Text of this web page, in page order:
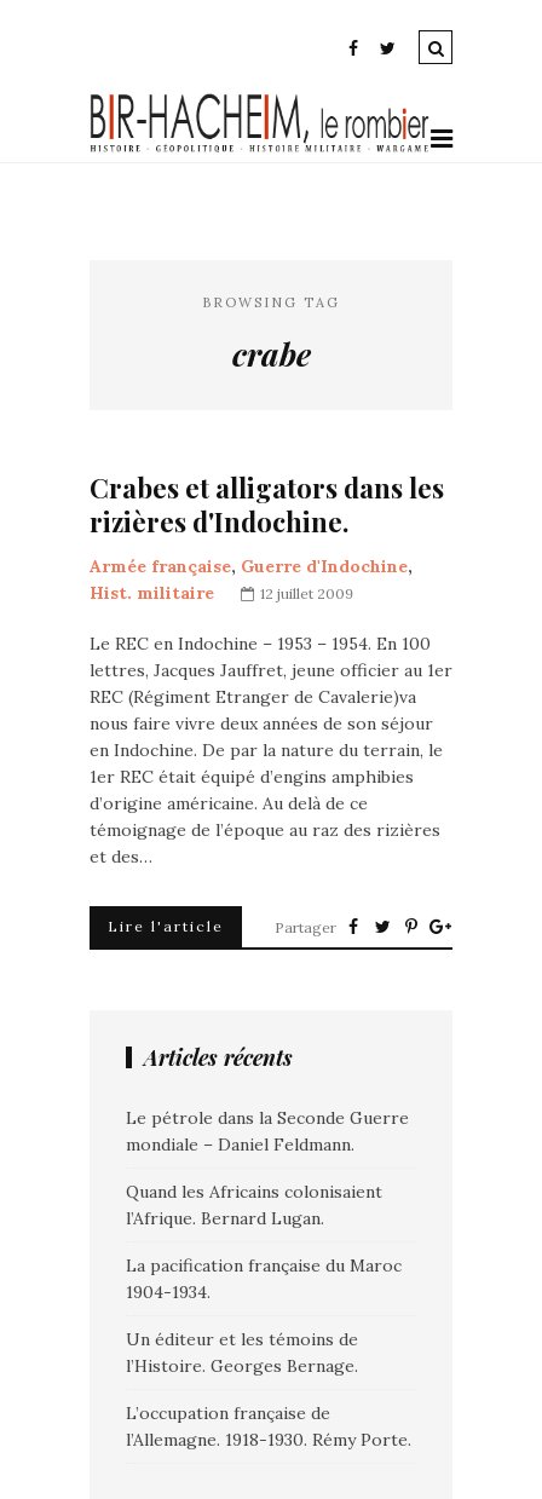
BROWSING TAG
crabe
Crabes et alligators dans les
rizières d'Indochine.
Armée française, Guerre d'Indochine,
Hist. militaire
12 juillet 2009
Le REC en Indochine – 1953 – 1954. En 100
lettres, Jacques Jauffret, jeune officier au 1er
REC (Régiment Etranger de Cavalerie)va
nous faire vivre deux années de son séjour
en Indochine. De par la nature du terrain, le
1er REC était équipé d’engins amphibies
d’origine américaine. Au delà de ce
témoignage de l’époque au raz des rizières
et des…
Lire l'article Partager
Articles récents
Le pétrole dans la Seconde Guerre
mondiale – Daniel Feldmann.
Quand les Africains colonisaient
l’Afrique. Bernard Lugan.
La pacification française du Maroc
1904-1934.
Un éditeur et les témoins de
l’Histoire. Georges Bernage.
L’occupation française de
l’Allemagne. 1918-1930. Rémy Porte.